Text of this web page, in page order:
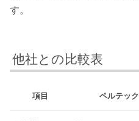
す。
他社との比較表
項目 ペルテック